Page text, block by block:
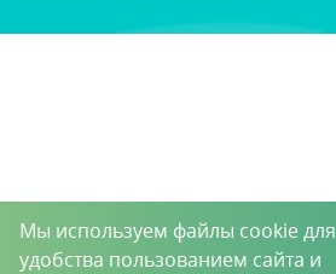
Мы используем файлы cookie для
удобства пользованием сайта и